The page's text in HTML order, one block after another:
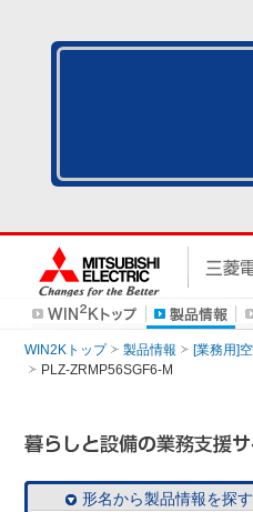
WIN2Kトップ 製品情報 [業務用]
PLZ-ZRMP56SGF6-M
形名から製品情報を探す